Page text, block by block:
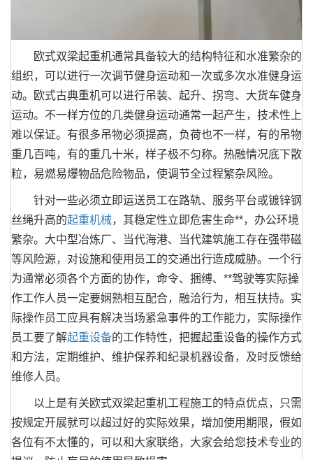
欧式双梁起重机通常具备较大的结构特征和水准繁杂的
组织，可以进行一次调节健身运动和一次或多次水准健身运
动。欧式古典重机可以进行吊装、起升、拐弯、大货车健身
运动。不一样方位的几类健身运动通常一起产生，技术性上
难以保证。有很多吊物必须提高，负荷也不一样，有的吊物
重几百吨，有的重几十米，样子极不匀称。热融情况底下散
粒，易燃易爆物品危险物品，使调节全过程繁杂风险。
针对一些必须立即运送员工在路轨、服务平台或镀锌钢
丝绳升高的起重机械，其稳定性立即危害生命**，办公环境
繁杂。大中型冶炼厂、当代海港、当代建筑施工存在强带磁
等风险源，对设施和使用员工的交通出行造成威胁。一个行
为通常必须各个方面的协作，命令、捆缚、**驾驶等实际操
作工作人员一定要娴熟相互配合，融洽行为，相互扶持。实
际操作员工应具有解决当场紧急事件的工作能力，实际操作
员工要了解起重设备的工作特性，把握起重设备的操作方式
和方法，定期维护、维护保养和纪录机器设备，及时反馈给
维修人员。
以上是有关欧式双梁起重机工程施工的特点优点，只需
按规定开展就可以超过好的实际效果，增加使用期限，假如
各位有不太懂的，可以和大家联络，大家会给您技术专业的